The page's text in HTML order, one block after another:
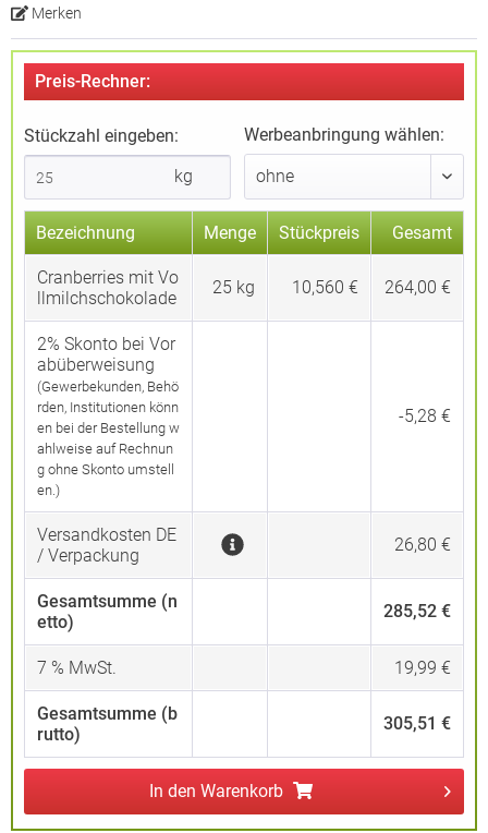
Merken
Preis-Rechner:
Stückzahl eingeben:
kg
Werbeanbringung wählen:
Bezeichnung Menge Stückpreis Gesamt
Cranberries mit Vo
llmilchschokolade
25 kg 10,560 € 264,00 €
2% Skonto bei Vor
abüberweisung
(Gewerbekunden, Behö
rden, Institutionen könn
en bei der Bestellung w
ahlweise auf Rechnun
g ohne Skonto umstell
en.)
-5,28 €
Versandkosten DE
/ Verpackung
26,80 €
Gesamtsumme (n
etto)
285,52 €
7 % MwSt. 19,99 €
Gesamtsumme (b
rutto)
305,51 €
In den Warenkorb